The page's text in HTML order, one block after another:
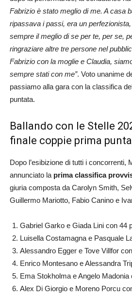
Fabrizio è stato meglio di me. A casa
ripassava i passi, era un
sempre il meglio di se per te, per se,
ringraziare altre tre persone nel
Fabrizio con la moglie e Claudia,
sempre stati con me”. Voto unanime
passiamo alla gara con la classifica
puntata.
Ballando con le Stelle
finale coppie prima
Dopo l’esibizione di tutti i concorrenti,
annunciato la prima classifica
giuria composta da Carolyn Smith,
Guillermo Mariotto, Fabio Canino e
Gabriel Garko e Giada Lini con 44
Luisella Costamagna e Pasquale
Alessandro Egger e Tove Villfor
Enrico Montesano e Alessandra
Ema Stokholma e Angelo Madonia
Alex Di Giorgio e Moreno Porcu